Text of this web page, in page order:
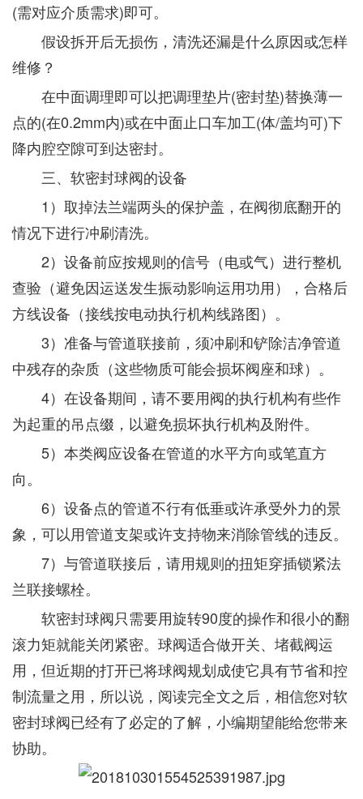
(需对应介质需求)即可。
假设拆开后无损伤，清洗还漏是什么原因或怎样
维修？
在中面调理即可以把调理垫片(密封垫)替换薄一
点的(在0.2mm内)或在中面止口车加工(体/盖均可)下
降内腔空隙可到达密封。
三、软密封球阀的设备
1）取掉法兰端两头的保护盖，在阀彻底翻开的
情况下进行冲刷清洗。
2）设备前应按规则的信号（电或气）进行整机
查验（避免因运送发生振动影响运用功用），合格后
方线设备（接线按电动执行机构线路图）。
3）准备与管道联接前，须冲刷和铲除洁净管道
中残存的杂质（这些物质可能会损坏阀座和球）。
4）在设备期间，请不要用阀的执行机构有些作
为起重的吊点缀，以避免损坏执行机构及附件。
5）本类阀应设备在管道的水平方向或笔直方
向。
6）设备点的管道不行有低垂或许承受外力的景
象，可以用管道支架或许支持物来消除管线的违反。
7）与管道联接后，请用规则的扭矩穿插锁紧法
兰联接螺栓。
软密封球阀只需要用旋转90度的操作和很小的翻
滚力矩就能关闭紧密。球阀适合做开关、堵截阀运
用，但近期的打开已将球阀规划成使它具有节省和控
制流量之用，所以说，阅读完全文之后，相信您对软
密封球阀已经有了必定的了解，小编期望能给您带来
协助。